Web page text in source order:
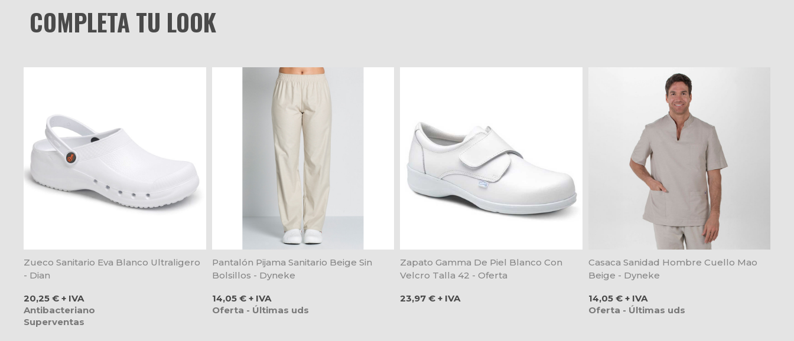
COMPLETA TU LOOK
Zueco Sanitario Eva Blanco Ultraligero
- Dian
Precio
20,25 € + IVA
Antibacteriano
Superventas
Pantalón Pijama Sanitario Beige Sin
Bolsillos - Dyneke
Precio
14,05 € + IVA
Oferta - Últimas uds
Zapato Gamma De Piel Blanco Con
Velcro Talla 42 - Oferta
Precio
23,97 € + IVA
Casaca Sanidad Hombre Cuello Mao
Beige - Dyneke
Precio
14,05 € + IVA
Oferta - Últimas uds